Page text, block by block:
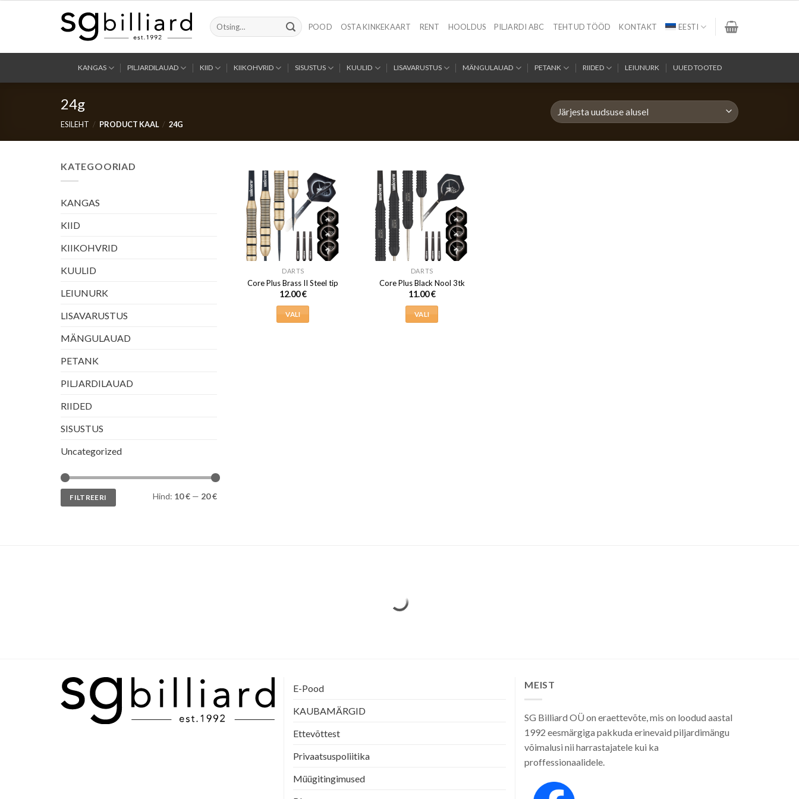
Otsi:
POOD OSTA KINKEKAART RENT HOOLDUS PILJARDI ABC TEHTUD TÖÖD KONTAKT EESTI
KANGAS PILJARDILAUAD KIID KIIKOHVRID SISUSTUS KUULID LISAVARUSTUS MÄNGULAUAD PETANK RIIDED LEIUNURK UUED TOOTED
24g
ESILEHT / PRODUCT KAAL / 24G
KATEGOORIAD
KANGAS
KIID
KIIKOHVRID
KUULID
LEIUNURK
LISAVARUSTUS
MÄNGULAUAD
PETANK
PILJARDILAUAD
RIIDED
SISUSTUS
Uncategorized
Minimaalne
hind
Maksimaalne
hindFILTREERI Hind: 10 €— 20 €
DARTS
Core Plus Brass II Steel tip
12.00€
VALI
DARTS
Core Plus Black Nool 3tk
11.00€
VALI
E-Pood
KAUBAMÄRGID
Ettevõttest
Privaatsuspoliitika
Müügitingimused
MEIST
SG Billiard OÜ on eraettevõte, mis on loodud aastal
1992 eesmärgiga pakkuda erinevaid piljardimängu
võimalusi nii harrastajatele kui ka
proffessionaalidele.